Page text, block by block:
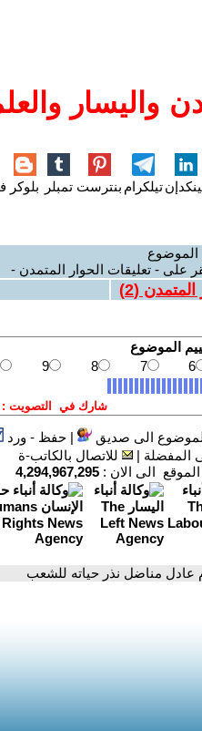
واليسار
تيلكرام بنترست تمبلر بلوكر
الموضوع
على - تعليقات الحوار المتمدن -
المتمدن (2
)
الى صديق |حفظ - ورد
المفضلة |
للاتصال بالكاتب-ة
الى الان : 4,294,967,295
عادل مناضل نذر حياته للشعب